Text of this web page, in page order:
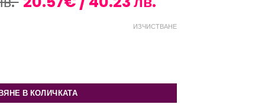
е:
ИЗЧИСТВАНЕ
Алехандро
В КОЛИЧКАТА